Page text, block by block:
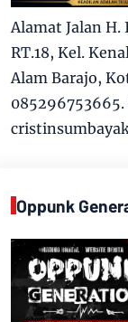
Alamat Jalan H.
RT.18, Kel.
Alam Barajo,
Oppunk